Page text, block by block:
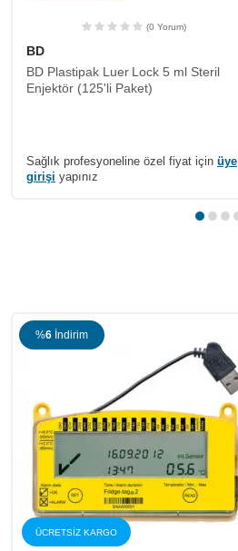
(0 Yorum)
BD
BD Plastipak Luer Lock 5 ml Steril
Enjektör (125'li Paket)
Sağlık profesyoneline özel fiyat için üye
girişi yapınız
%6 İndirim
ÜCRETSİZ KARGO